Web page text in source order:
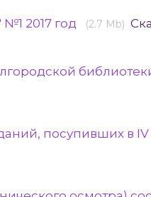
2017 год (2.7 Mb)
посупивших в IV